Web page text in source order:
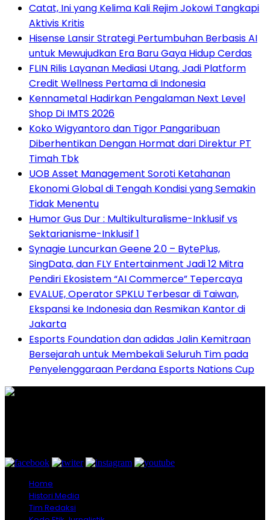
Catat, Ini yang Kelima Kali Rejim Jokowi Tangkapi
Aktivis Kritis
Hisense Lansir Strategi Pertumbuhan Berbasis AI
untuk Mewujudkan Era Baru Gaya Hidup Cerdas
FLIN Rilis Layanan Mediasi Utang, Jadi Platform
Credit Wellness Pertama di Indonesia
Kennametal Hadirkan Pengalaman Next Level
Shop Di IMTS 2026
Koko Wigyantoro dan Tigor Pangaribuan
Diberhentikan Dengan Hormat dari Direktur PT
Timah Tbk
UOB Asset Management Soroti Ketahanan
Ekonomi Global di Tengah Kondisi yang Semakin
Tidak Menentu
Humor Gus Dur : Multikulturalisme-Inklusif vs
Sektarianisme-Inklusif 1
Synagie Luncurkan Geene 2.0 – BytePlus,
SingData, dan FLY Entertainment Jadi 12 Mitra
Pendiri Ekosistem “AI Commerce” Tepercaya
EVALUE, Operator SPKLU Terbesar di Taiwan,
Ekspansi ke Indonesia dan Resmikan Kantor di
Jakarta
Esports Foundation dan adidas Jalin Kemitraan
Bersejarah untuk Membekali Seluruh Tim pada
Penyelenggaraan Perdana Esports Nations Cup
Home
Histori Media
Tim Redaksi